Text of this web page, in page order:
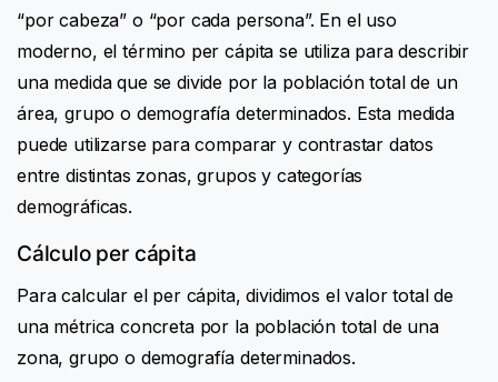
“por cabeza” o “por cada persona”. En el uso
moderno, el término per cápita se utiliza para describir
una medida que se divide por la población total de un
área, grupo o demografía determinados. Esta medida
puede utilizarse para comparar y contrastar datos
entre distintas zonas, grupos y categorías
demográficas.
Cálculo per cápita
Para calcular el per cápita, dividimos el valor total de
una métrica concreta por la población total de una
zona, grupo o demografía determinados.